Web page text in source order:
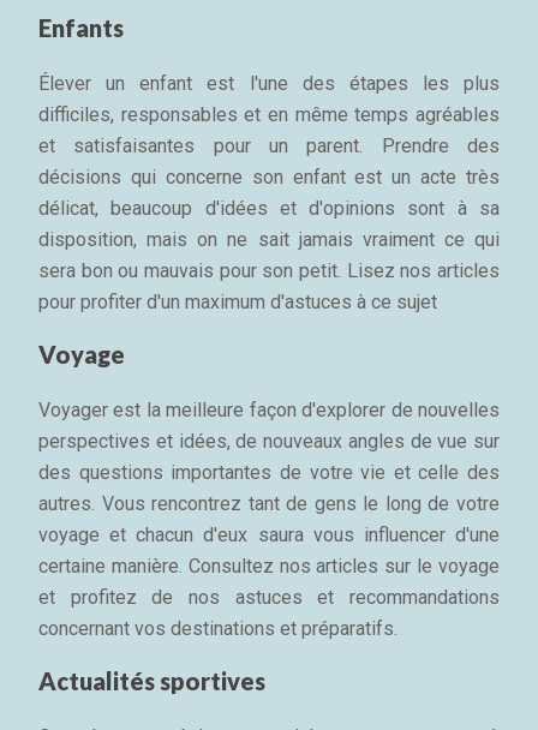
Enfants
Élever un enfant est l'une des étapes les plus
difficiles, responsables et en même temps agréables
et satisfaisantes pour un parent. Prendre des
décisions qui concerne son enfant est un acte très
délicat, beaucoup d'idées et d'opinions sont à sa
disposition, mais on ne sait jamais vraiment ce qui
sera bon ou mauvais pour son petit. Lisez nos articles
pour profiter d'un maximum d'astuces à ce sujet
Voyage
Voyager est la meilleure façon d'explorer de nouvelles
perspectives et idées, de nouveaux angles de vue sur
des questions importantes de votre vie et celle des
autres. Vous rencontrez tant de gens le long de votre
voyage et chacun d'eux saura vous influencer d'une
certaine manière. Consultez nos articles sur le voyage
et profitez de nos astuces et recommandations
concernant vos destinations et préparatifs.
Actualités sportives